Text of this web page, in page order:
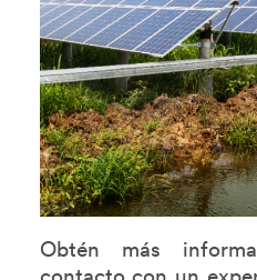
Obtén más